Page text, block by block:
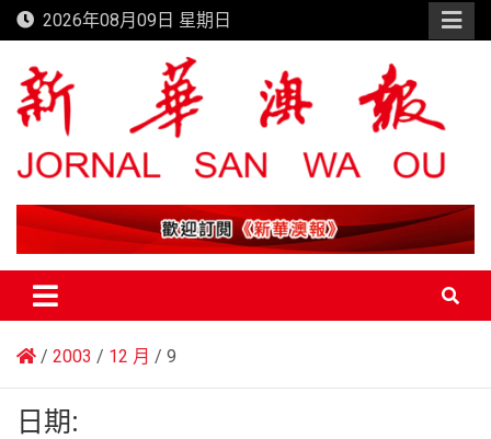
Skip
to
content
2026年08月09日 星期日
新華澳報
2003 12 月 9
日期: